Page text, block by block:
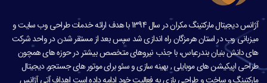
آژانس دیجیتال مارکتینگ مکران در سال 1394 با هدف ارائه خدمات طراحی وب سایت و
میزبانی وب در استان هرمزگان راه اندازی شد سپس بعد از مستقر شدن در واحد شرکت
های دانش بنیان بندرعباس، با جذب نیروهای متخصص بیشتر در حوزه های همچون
طراحی اپیکیشن های موبایلی , بهینه سازی و سئو برای موتور های جستجو, دیجیتال
مارکتینگ و ساخت و طراحی بازی به فعالیت خود ادامه داده است اهداف آتی آژانس